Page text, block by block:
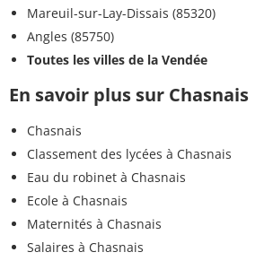
Mareuil-sur-Lay-Dissais (85320)
Angles (85750)
Toutes les villes de la Vendée
En savoir plus sur Chasnais
Chasnais
Classement des lycées à Chasnais
Eau du robinet à Chasnais
Ecole à Chasnais
Maternités à Chasnais
Salaires à Chasnais